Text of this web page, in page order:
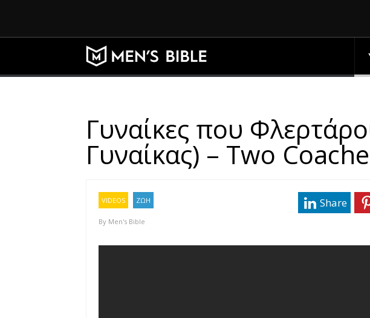
Γυναίκες που
Γυναίκας) – Two
VIDEOS ΖΩΗ
By Men's Bible
Share